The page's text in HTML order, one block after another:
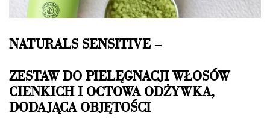
NATURALS SENSITIVE –
ZESTAW DO PIELĘGNACJI WŁOSÓW
CIENKICH I OCTOWA ODŻYWKA,
DODAJĄCA OBJĘTOŚCI